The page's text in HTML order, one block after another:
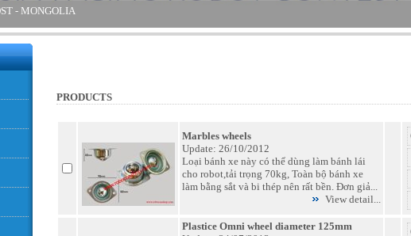
PRODUCTS
Marbles wheels
Update: 26/10/2012
Loại bánh xe này có thể dùng làm bánh lái
cho robot,tải trọng 70kg, Toàn bộ bánh xe
làm bằng sắt và bi thép nên rất bền. Đơn giả...
View detail...
Plastice Omni wheel diameter 125mm